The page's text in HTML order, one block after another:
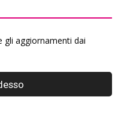
gli aggiornamenti dai